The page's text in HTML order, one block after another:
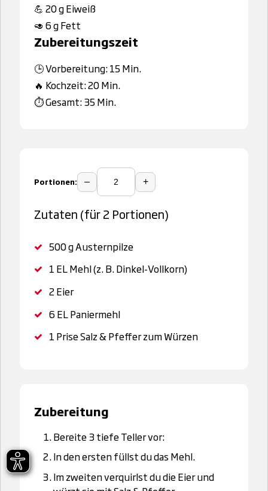
💪 20 g Eiweiß
🥑 6 g Fett
Zubereitungszeit
🕒 Vorbereitung: 15 Min.
🔥 Kochzeit: 20 Min.
⏱️ Gesamt: 35 Min.
Portionen: – +
Zutaten (für 2 Portionen)
500 gAusternpilze
1 ELMehl (z. B. Dinkel-Vollkorn)
2 Eier
6 ELPaniermehl
1 PriseSalz & Pfeffer zum Würzen
Zubereitung
Bereite 3 tiefe Teller vor:
In den ersten füllst du das Mehl.
Im zweiten verquirlst du die Eier und